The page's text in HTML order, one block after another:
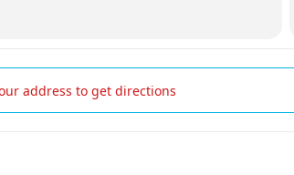
Klaus Lederer: »Mit links die Welt retten« []